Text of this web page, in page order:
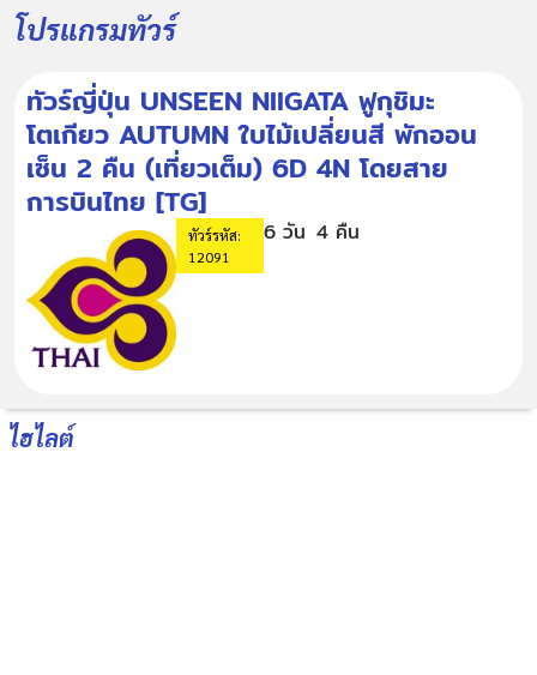
โปรแกรมทัวร์
ทัวร์ญี่ปุ่น UNSEEN NIIGATA ฟูกุชิมะ
โตเกียว AUTUMN ใบไม้เปลี่ยนสี พักออน
เซ็น 2 คืน (เที่ยวเต็ม) 6D 4N โดยสาย
การบินไทย [TG]
ทัวร์รหัส:
12091
6 วัน 4 คืน
ไฮไลต์